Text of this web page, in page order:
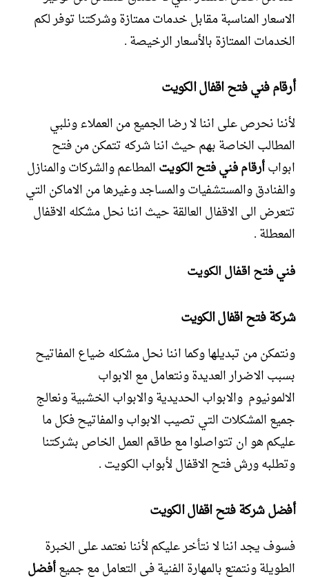
الاسعار المناسبة مقابل خدمات ممتازة وشركتنا توفر لكم
الخدمات الممتازة بالأسعار الرخيصة .
أرقام فني فتح اقفال الكويت
لأننا نحرص على اننا لا رضا الجميع من العملاء ونلبي
المطالب الخاصة بهم حيث اننا شركه تتمكن من فتح
ابوابأرقام فني فتح الكويتالمطاعم والشركات والمنازل
والفنادق والمستشفيات والمساجد وغيرها من الاماكن التي
تتعرض الى الاقفال العالقة حيث اننا نحل مشكله الاقفال
المعطلة .
فني فتح اقفال الكويت
شركة فتح اقفال الكويت
ونتمكن من تبديلها وكما اننا نحل مشكله ضياع المفاتيح
بسبب الاضرار العديدة ونتعامل مع الابواب
الالمونيوم والابواب الحديدية والابواب الخشبية ونعالج
جميع المشكلات التي تصيب الابواب والمفاتيح فكل ما
عليكم هو ان تتواصلوا مع طاقم العمل الخاص بشركتنا
وتطلبه ورش فتح الاقفال لأبواب الكويت .
أفضل شركة فتح اقفال الكويت
فسوف يجد اننا لا نتأخر عليكم لأننا نعتمد على الخبرة
الطويلة ونتمتع بالمهارة الفنية في التعامل مع جميعأفضل